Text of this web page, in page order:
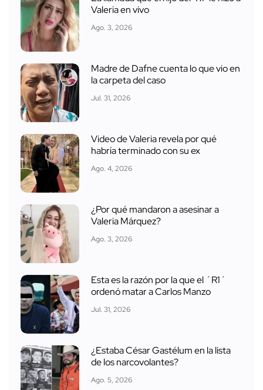
Valeria en vivo
Ago. 3, 2026
Madre de Dafne cuenta lo que vio en
la carpeta del caso
Jul. 31, 2026
Video de Valeria revela por qué
habría terminado con su ex
Ago. 4, 2026
¿Por qué mandaron a asesinar a
Valeria Márquez?
Ago. 3, 2026
Esta es la razón por la que el ´R1´
ordenó matar a Carlos Manzo
Jul. 31, 2026
¿Estaba César Gastélum en la lista
de los narcovolantes?
Ago. 5, 2026